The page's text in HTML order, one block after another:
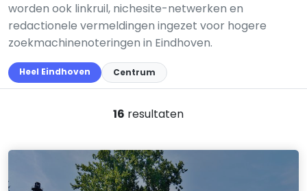
worden ook linkruil, nichesite-netwerken en
redactionele vermeldingen ingezet voor hogere
zoekmachinenoteringen in Eindhoven.
Heel Eindhoven Centrum
16 resultaten